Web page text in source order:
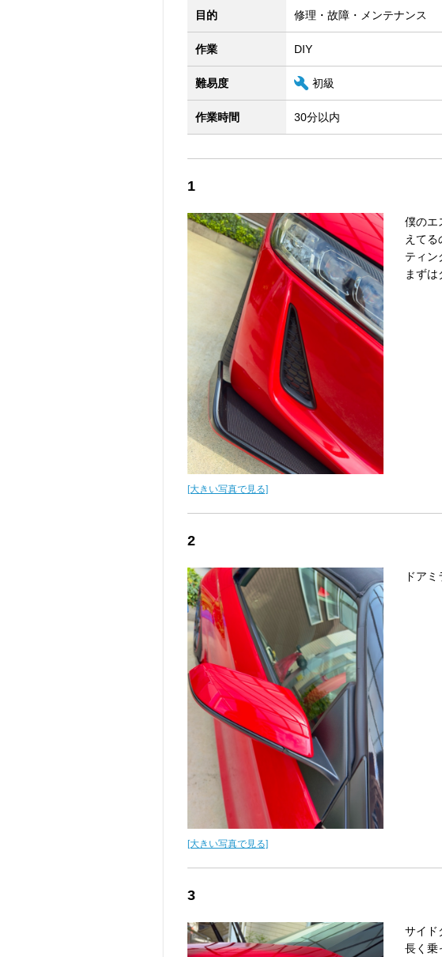
目的 修理・故障・メンテナンス
作業 DIY
難易度 初級
作業時間 30分以内
1
[大きい写真で見る]
僕のエ
えてる
ティン
まずは
2
[大きい写真で見る]
ドア
3
サイド
長く乗